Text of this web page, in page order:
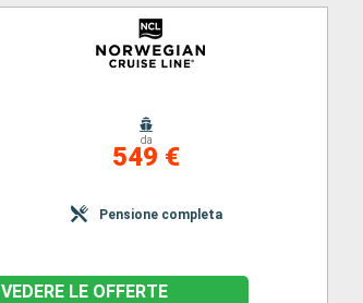
da
549 €
Pensione completa
VEDERE LE OFFERTE